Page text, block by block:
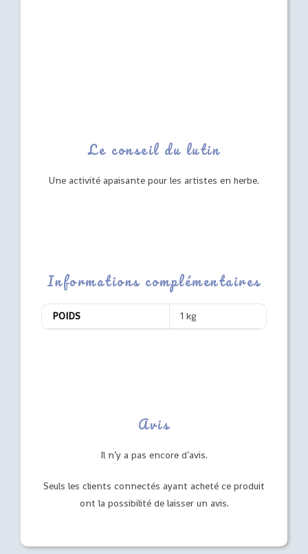
Le conseil du lutin
Une activité apaisante pour les artistes en herbe.
Informations complémentaires
POIDS 1 kg
Avis
Il n’y a pas encore d’avis.
Seuls les clients connectés ayant acheté ce produit
ont la possibilité de laisser un avis.